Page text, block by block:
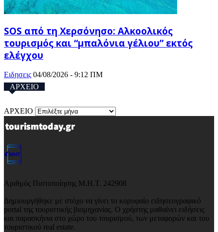
SOS από τη Χερσόνησο: Αλκοολικός
τουρισμός και “μπαλόνια γέλιου” εκτός
ελέγχου
Ειδησεις 04/08/2026 - 9:12 ΠΜ
ΑΡΧΕΙΟ
ΑΡΧΕΙΟ
Αριθμός Πιστοποίησης Μ.Η.Τ. 242908
Δημιουργήθηκε με στόχο να γίνει το κορυφαίο ειδησεογραφικό
portal της τουριστικής βιομηχανίας. Ο χρήστης μαθαίνει ειδήσεις
και παρασκήνια στο χώρο του τουρισμού, των μεταφορών και του
τουριστικού real estate.